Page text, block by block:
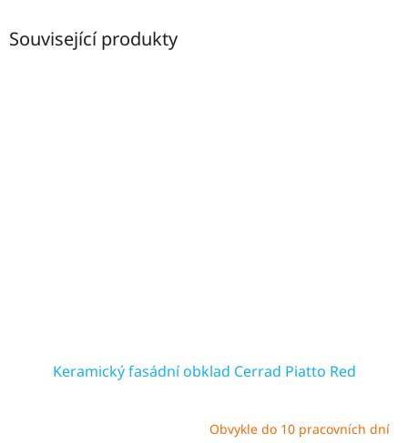
Související produkty
Keramický fasádní obklad Cerrad Piatto Red
Obvykle do 10 pracovních dní